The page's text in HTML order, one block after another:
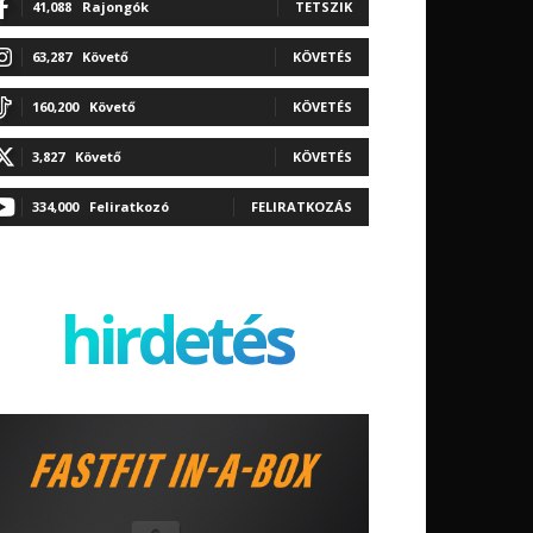
41,088 Rajongók TETSZIK
63,287 Követő KÖVETÉS
160,200 Követő KÖVETÉS
3,827 Követő KÖVETÉS
334,000 Feliratkozó FELIRATKOZÁS
hirdetés